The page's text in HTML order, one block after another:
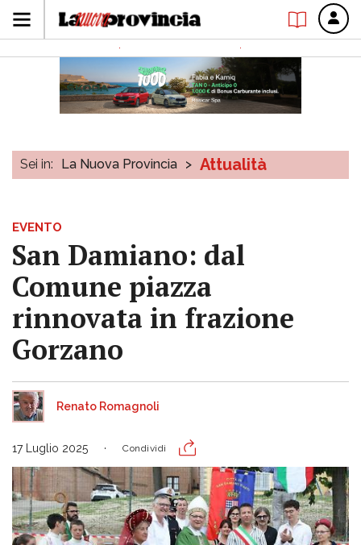
Sei in: La Nuova Provincia > Attualità
EVENTO
San Damiano: dal
Comune piazza
rinnovata in frazione
Gorzano
Renato Romagnoli
17 Luglio 2025 Condividi